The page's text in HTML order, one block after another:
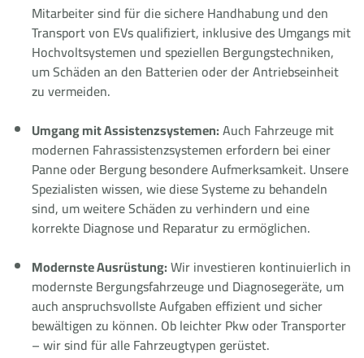
Mitarbeiter sind für die sichere Handhabung und den
Transport von EVs qualifiziert, inklusive des Umgangs mit
Hochvoltsystemen und speziellen Bergungstechniken,
um Schäden an den Batterien oder der Antriebseinheit
zu vermeiden.
Umgang mit Assistenzsystemen:Auch Fahrzeuge mit
modernen Fahrassistenzsystemen erfordern bei einer
Panne oder Bergung besondere Aufmerksamkeit. Unsere
Spezialisten wissen, wie diese Systeme zu behandeln
sind, um weitere Schäden zu verhindern und eine
korrekte Diagnose und Reparatur zu ermöglichen.
Modernste Ausrüstung:Wir investieren kontinuierlich in
modernste Bergungsfahrzeuge und Diagnosegeräte, um
auch anspruchsvollste Aufgaben effizient und sicher
bewältigen zu können. Ob leichter Pkw oder Transporter
– wir sind für alle Fahrzeugtypen gerüstet.